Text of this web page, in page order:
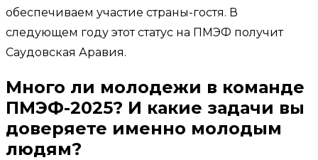
обеспечиваем участие страны-гостя. В
следующем году этот статус на ПМЭФ получит
Саудовская Аравия.
Много ли молодежи в команде
ПМЭФ-2025? И какие задачи вы
доверяете именно молодым
людям?